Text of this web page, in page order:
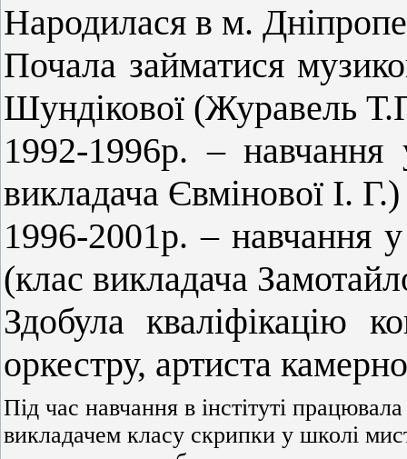
Народилася в м.
Почала займатися
Шундікової (Журавель
1992-1996р. –
викладача Євмінової І. Г.)
1996-2001р. – навчання
(клас викладача
Здобула кваліфікацію
оркестру, артиста
Під час навчання в інстітуті
викладачем класу скрипки у школі